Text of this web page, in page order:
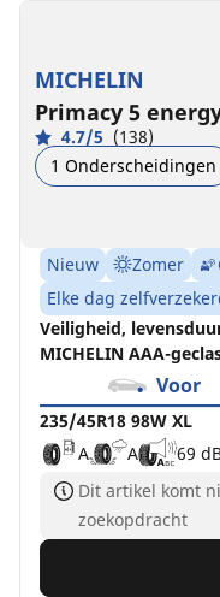
MICHELIN
Primacy 5
4.7/5 (138)
1 Onderscheidingen
Nieuw Zomer
Elke dag
Veiligheid,
MICHELIN AAA-
Voor
235/45R18 98W XL
A
A 69
Dit artikel komt
zoekopdracht